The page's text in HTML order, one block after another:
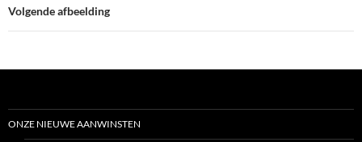
Volgende afbeelding
ONZE NIEUWE AANWINSTEN